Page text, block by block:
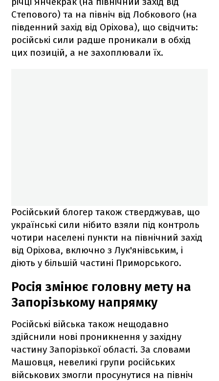
Степового) та на північ від Лобкового (на
південний захід від Оріхова), що свідчить:
російські сили радше проникали в обхід
цих позицій, а не захоплювали їх.
Російський блогер також стверджував, що
українські сили нібито взяли під контроль
чотири населені пункти на північний захід
від Оріхова, включно з Лук'янівським, і
діють у більшій частині Приморського.
Росія змінює головну мету на
Запорізькому напрямку
Російські війська також нещодавно
здійснили нові проникнення у західну
частину Запорізької області. За словами
Машовця, невеликі групи російських
військових змогли просунутися на північ